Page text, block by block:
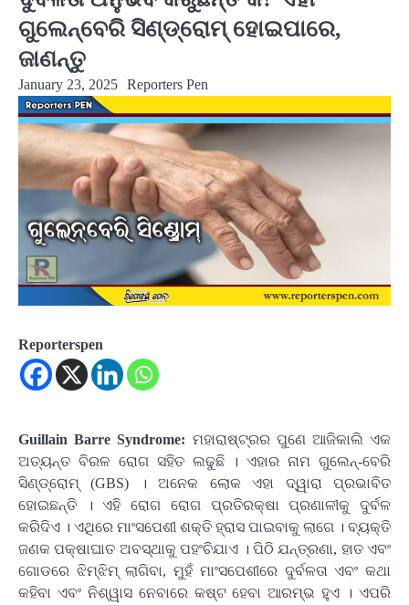
ଗୁଲେନ୍‌ବେରି ସିଣ୍ଡ୍ରୋମ୍ ହୋଇପାରେ,
ଜାଣନ୍ତୁ
January 23, 2025 Reporters Pen
Reporterspen
Guillain Barre Syndrome: ମହାରାଷ୍ଟ୍ରର ପୁଣେ ଆଜିକାଲି ଏକ
ଅତ୍ୟନ୍ତ ବିରଳ ରୋଗ ସହିତ ଲଢୁଛି । ଏହାର ନାମ ଗୁଲେନ୍‌-ବେରି
ସିଣ୍ଡ୍ରୋମ୍ (GBS) । ଅନେକ ଲୋକ ଏହା ଦ୍ୱାରା ପ୍ରଭାବିତ
ହୋଇଛନ୍ତି । ଏହି ରୋଗ ରୋଗ ପ୍ରତିରକ୍ଷା ପ୍ରଣାଳୀକୁ ଦୁର୍ବଳ
କରିଦିଏ । ଏଥିରେ ମାଂସପେଶୀ ଶକ୍ତି ହ୍ରାସ ପାଇବାକୁ ଲାଗେ । ବ୍ୟକ୍ତି
ଜଣକ ପକ୍ଷାଘାତ ଅବସ୍ଥାକୁ ପହଂଚିଯାଏ । ପିଠି ଯନ୍ତ୍ରଣା, ହାତ ଏବଂ
ଗୋଡରେ ଝିମ୍‌ଝିମ୍ ଲାଗିବା, ମୁହଁ ମାଂସପେଶୀରେ ଦୁର୍ବଳତା ଏବଂ କଥା
କହିବା ଏବଂ ନିଶ୍ୱାସ ନେବାରେ କଷ୍ଟ ହେବା ଆରମ୍ଭ ହୁଏ । ଏପରି